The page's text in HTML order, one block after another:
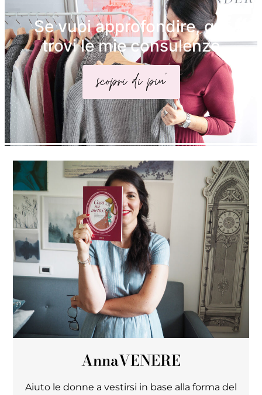
Se vuoi approfondire, qui
trovi le mie consulenze
scopri di piu'
AnnaVENERE
Aiuto le donne a vestirsi in base alla forma del